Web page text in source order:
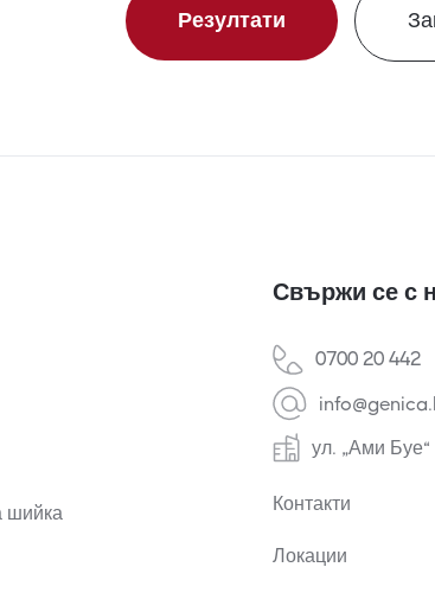
Резултати
шийка
Свържи се с
0700 20 442
ул. „Ами
Контакти
Локации